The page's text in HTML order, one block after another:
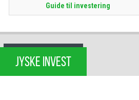
Guide til investering
JYSKE INVEST